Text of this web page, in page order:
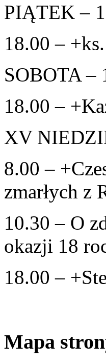
PIĄTEK –
18.00 –
SOBOTA –
18.00 –
XV
8.00 –
zmarłych z
10.30 – O
okazji 18
18.00 –
Mapa